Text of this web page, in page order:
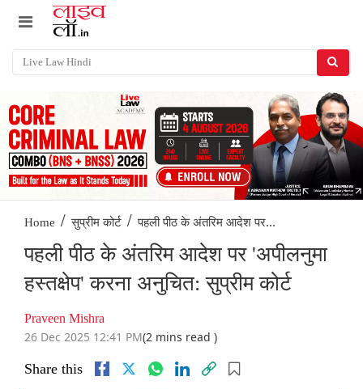
Home / सुप्रीम कोर्ट / पहली पीठ के अंतरिम आदेश पर...
पहली पीठ के अंतरिम आदेश पर 'अपीलनुमा
हस्तक्षेप' करना अनुचित: सुप्रीम कोर्ट
Praveen Mishra
26 Dec 2025 12:41 PM(2 mins read )
Share this